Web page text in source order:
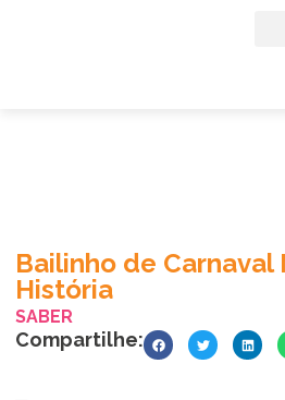
Bailinho de Carnaval
História
SABER
Compartilhe: